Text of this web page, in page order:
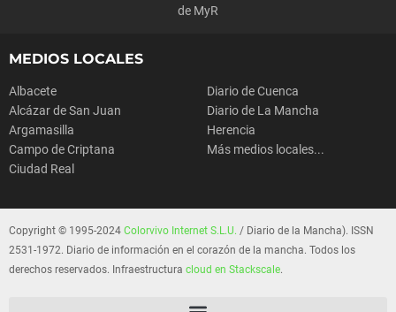
de MyR
MEDIOS LOCALES
Albacete
Alcázar de San Juan
Argamasilla
Campo de Criptana
Ciudad Real
Diario de Cuenca
Diario de La Mancha
Herencia
Más medios locales...
Copyright © 1995-2024 Colorvivo Internet S.L.U. / Diario de la Mancha). ISSN
2531-1972. Diario de información en el corazón de la mancha. Todos los
derechos reservados. Infraestructura cloud en Stackscale.